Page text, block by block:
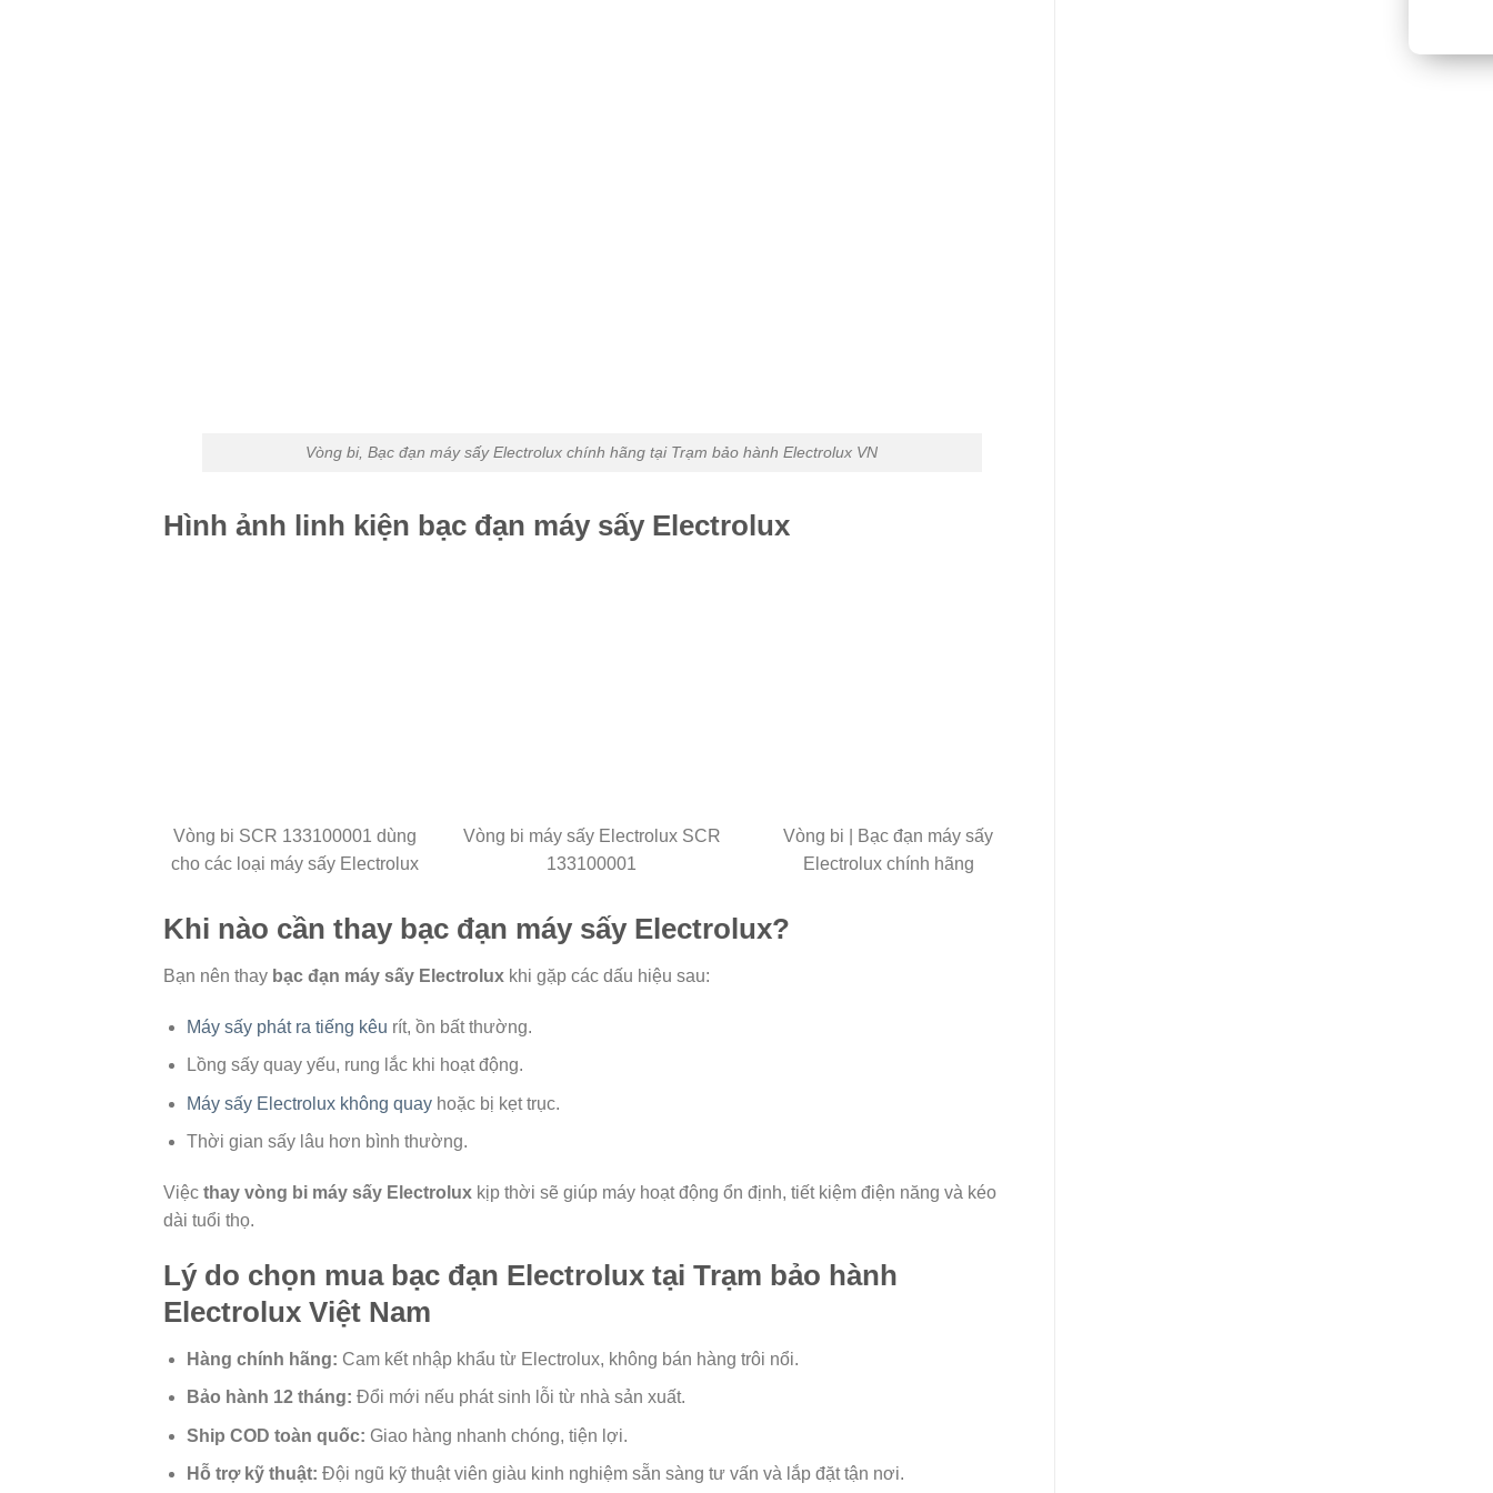
Vòng bi, Bạc đạn máy sấy Electrolux chính hãng tại Trạm bảo hành Electrolux VN
Hình ảnh linh kiện bạc đạn máy sấy Electrolux
Vòng bi SCR 133100001 dùng
cho các loại máy sấy Electrolux
Vòng bi máy sấy Electrolux SCR
133100001
Vòng bi | Bạc đạn máy sấy
Electrolux chính hãng
Khi nào cần thay bạc đạn máy sấy Electrolux?
Bạn nên thay bạc đạn máy sấy Electrolux khi gặp các dấu hiệu sau:
Máy sấy phát ra tiếng kêu rít, ồn bất thường.
Lồng sấy quay yếu, rung lắc khi hoạt động.
Máy sấy Electrolux không quayhoặc bị kẹt trục.
Thời gian sấy lâu hơn bình thường.
Việc thay vòng bi máy sấy Electrolux kịp thời sẽ giúp máy hoạt động ổn định, tiết kiệm điện năng và kéo
dài tuổi thọ.
Lý do chọn mua bạc đạn Electrolux tại Trạm bảo hành
Electrolux Việt Nam
Hàng chính hãng: Cam kết nhập khẩu từ Electrolux, không bán hàng trôi nổi.
Bảo hành 12 tháng: Đổi mới nếu phát sinh lỗi từ nhà sản xuất.
Ship COD toàn quốc: Giao hàng nhanh chóng, tiện lợi.
Hỗ trợ kỹ thuật: Đội ngũ kỹ thuật viên giàu kinh nghiệm sẵn sàng tư vấn và lắp đặt tận nơi.